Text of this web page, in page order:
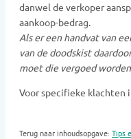
danwel de verkoper
aankoop-bedrag.
Als er een handvat van
van de doodskist
moet die vergoed
Voor specifieke klachten
Terug naar inhoudsopgave: Tips